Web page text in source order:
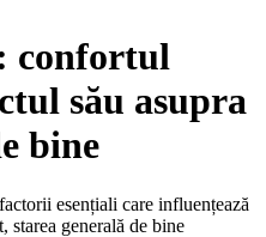
confortul
său asupra
bine
esențiali care influențează
generală de bine